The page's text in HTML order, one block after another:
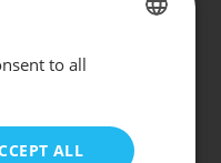
to all
ALL